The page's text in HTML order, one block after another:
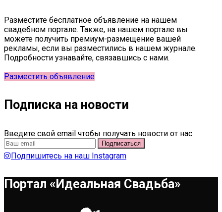
Разместите бесплатное объявление на нашем
свадебном портале. Также, на нашем портале вы
можете получить премиум-размещение вашей
рекламы, если вы разместились в нашем журнале.
Подробности узнавайте, связавшись с нами.
Разместить объявление
Подписка на новости
Введите свой email чтобы получать новости от нас
Подпишитесь на наш Instagram
Портал «Идеальная Свадьба»